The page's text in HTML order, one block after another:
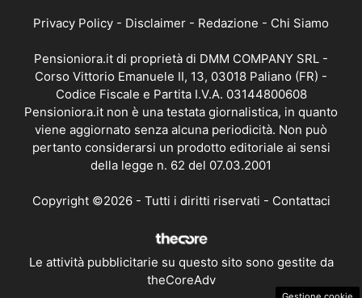
Privacy Policy - Disclaimer - Redazione - Chi Siamo
Pensioniora.it di proprietà di DMM COMPANY SRL -
Corso Vittorio Emanuele II, 13, 03018 Paliano (FR) -
Codice Fiscale e Partita I.V.A. 03144800608
Pensioniora.it non è una testata giornalistica, in quanto
viene aggiornato senza alcuna periodicità. Non può
pertanto considerarsi un prodotto editoriale ai sensi
della legge n. 62 del 07.03.2001
Copyright ©2026 - Tutti i diritti riservati - Contattaci
Le attività pubblicitarie su questo sito sono gestite da
theCoreAdv